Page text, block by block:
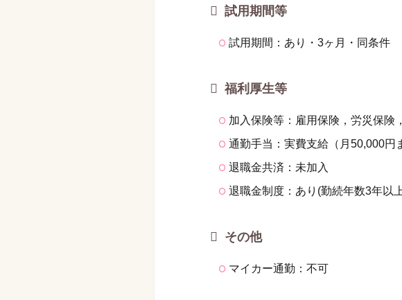
試用期間等
試用期間：あり・3ヶ月・同条件
福利厚生等
加入保険等：雇用保険，労災保険
通勤手当：実費支給（月50,000円
退職金共済：未加入
退職金制度：あり(勤続年数3年以
その他
マイカー通勤：不可